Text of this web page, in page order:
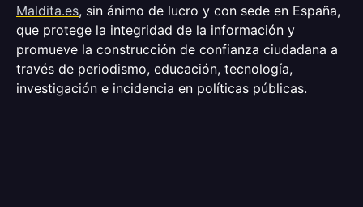
Maldita.es, sin ánimo de lucro y con sede en España,
que protege la integridad de la información y
promueve la construcción de confianza ciudadana a
través de periodismo, educación, tecnología,
investigación e incidencia en políticas públicas.